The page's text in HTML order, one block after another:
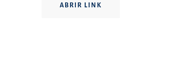
ABRIR LINK